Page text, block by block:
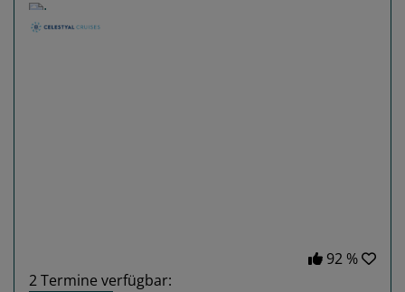
92 %
2Termine verfügbar: